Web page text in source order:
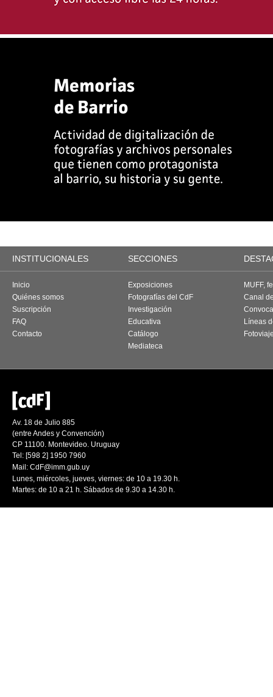
INSTITUCIONALES SECCIONES
Inicio
Quiénes somos
Suscripción
FAQ
Contacto
Exposiciones
Fotografías del CdF
Investigación
Educativa
Catálogo
Mediateca
MUFF,
Canal
Líneas
Av. 18 de Julio 885
(entre Andes y Convención)
CP 11100. Montevideo. Uruguay
Tel: [598 2] 1950 7960
Mail: CdF@imm.gub.uy
Lunes, miércoles, jueves, viernes: de 10 a 19.30 h.
Martes: de 10 a 21 h. Sábados de 9.30 a 14.30 h.